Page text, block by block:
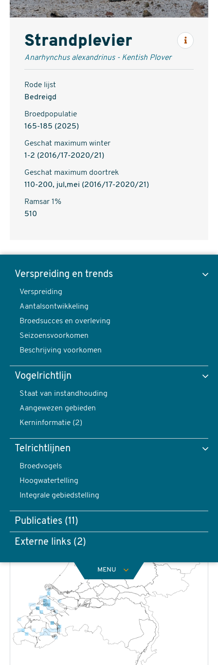
Strandplevier
Anarhynchus alexandrinus - Kentish Plover
Rode lijst
Bedreigd
Broedpopulatie
165-185 (2025)
Geschat maximum winter
1-2 (2016/17-2020/21)
Geschat maximum doortrek
110-200, jul,mei (2016/17-2020/21)
Ramsar 1%
510
Anarhynchus
alexandrinus
foto:
Diek
content
navigatie
Verspreiding en trends
Verspreiding
Aantalsontwikkeling
Broedsucces en overleving
Seizoensvoorkomen
Beschrijving voorkomen
Vogelrichtlijn
Staat van instandhouding
Aangewezen gebieden
Kerninformatie (2)
Telrichtlijnen
Broedvogels
Hoogwatertelling
Integrale gebiedstelling
Publicaties (11)
Externe links (2)
MENU
Toon data van
Verspreiding en trends
Verspreiding